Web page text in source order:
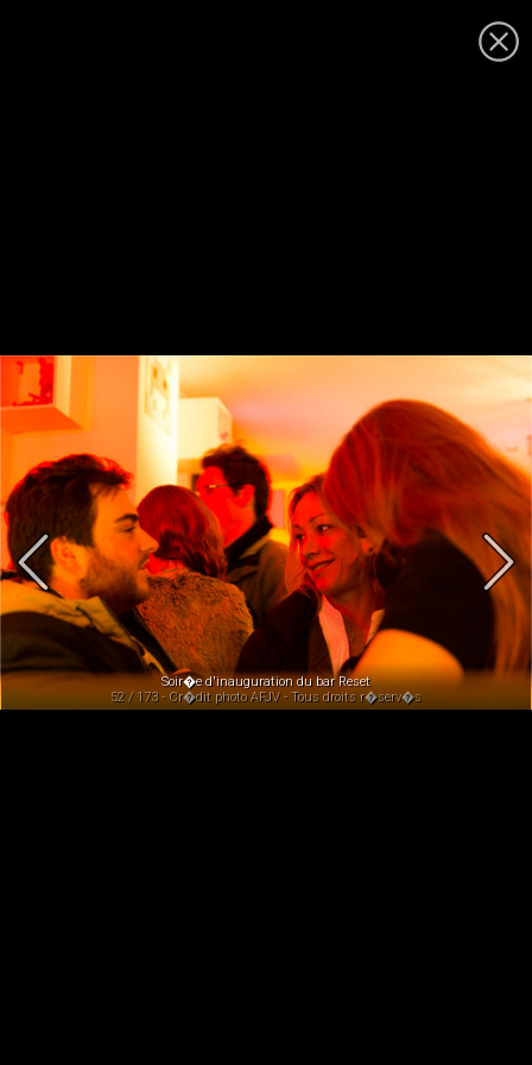
Soir�e d'inauguration du bar Reset
52 / 173 - Cr�dit photo AFJV - Tous droits r�serv�s